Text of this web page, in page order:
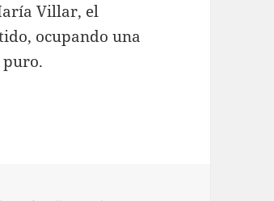
Villar, el
ocupando una
puro.